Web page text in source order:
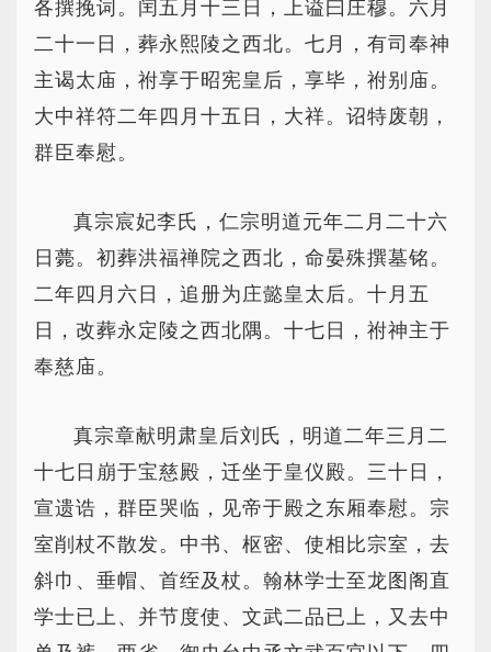
各撰挽词。闰五月十三日，上谥曰庄穆。六月
二十一日，葬永熙陵之西北。七月，有司奉神
主谒太庙，祔享于昭宪皇后，享毕，祔别庙。
大中祥符二年四月十五日，大祥。诏特废朝，
群臣奉慰。
真宗宸妃李氏，仁宗明道元年二月二十六
日薨。初葬洪福禅院之西北，命晏殊撰墓铭。
二年四月六日，追册为庄懿皇太后。十月五
日，改葬永定陵之西北隅。十七日，祔神主于
奉慈庙。
真宗章献明肃皇后刘氏，明道二年三月二
十七日崩于宝慈殿，迁坐于皇仪殿。三十日，
宣遗诰，群臣哭临，见帝于殿之东厢奉慰。宗
室削杖不散发。中书、枢密、使相比宗室，去
斜巾、垂帽、首绖及杖。翰林学士至龙图阁直
学士已上、并节度使、文武二品已上，又去中